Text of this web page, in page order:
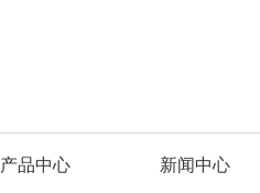
产品中心 新闻中心